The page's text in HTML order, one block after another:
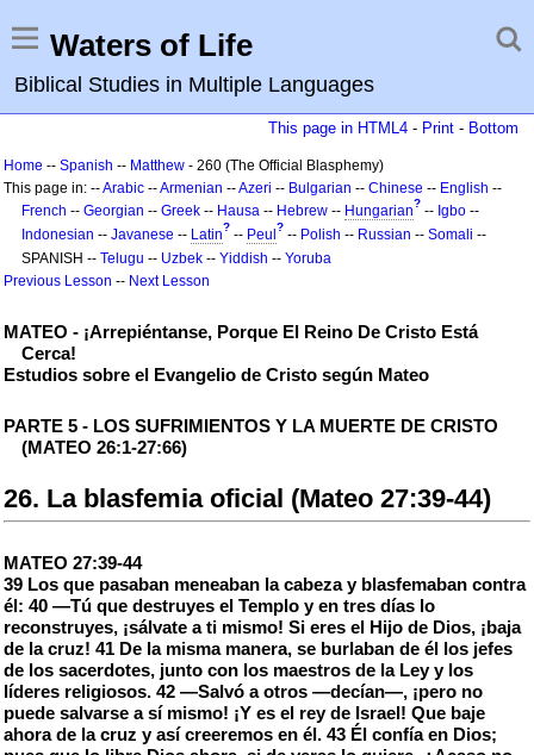
Waters of Life
Biblical Studies in Multiple Languages
This page in HTML4 - Print - Bottom
Home -- Spanish -- Matthew - 260 (The Official Blasphemy)
This page in: --Arabic --Armenian --Azeri -- Bulgarian -- Chinese -- English --
French -- Georgian -- Greek -- Hausa -- Hebrew -- Hungarian? -- Igbo --
Indonesian -- Javanese -- Latin? -- Peul ? -- Polish -- Russian -- Somali --
SPANISH -- Telugu -- Uzbek -- Yiddish -- Yoruba
Previous Lesson -- Next Lesson
MATEO - ¡Arrepiéntanse, Porque El Reino De Cristo Está
Cerca!
Estudios sobre el Evangelio de Cristo según Mateo
PARTE 5 - LOS SUFRIMIENTOS Y LA MUERTE DE CRISTO
(MATEO 26:1-27:66)
26. La blasfemia oficial (Mateo 27:39-44)
MATEO 27:39-44
39 Los que pasaban meneaban la cabeza y blasfemaban contra
él: 40 —Tú que destruyes el Templo y en tres días lo
reconstruyes, ¡sálvate a ti mismo! Si eres el Hijo de Dios, ¡baja
de la cruz! 41 De la misma manera, se burlaban de él los jefes
de los sacerdotes, junto con los maestros de la Ley y los
líderes religiosos. 42 —Salvó a otros —decían—, ¡pero no
puede salvarse a sí mismo! ¡Y es el rey de Israel! Que baje
ahora de la cruz y así creeremos en él. 43 Él confía en Dios;